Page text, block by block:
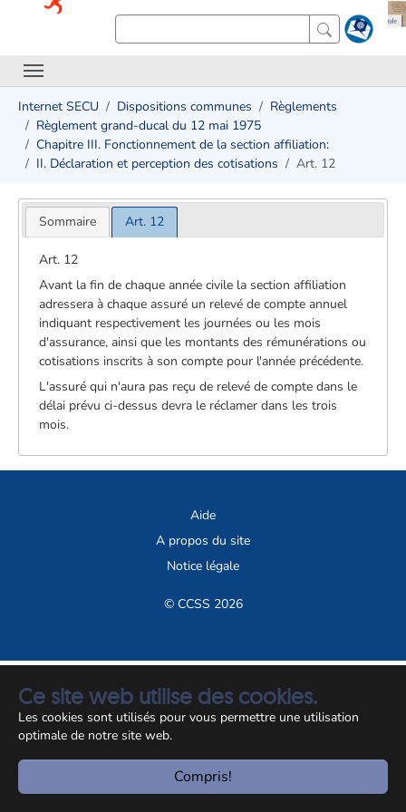
Ce site web utilise des cookies.
Les cookies sont utilisés pour vous permettre une utilisation
optimale de notre site web.
Compris!
Internet SECU Dispositions communes
Règlements
Règlement grand-ducal du 12 mai 1975
Chapitre III. Fonctionnement de la section affiliation:
II. Déclaration et perception des cotisations
Art. 12
Sommaire Art. 12
Art. 12
Avant la fin de chaque année civile la section affiliation
adressera à chaque assuré un relevé de compte annuel
indiquant respectivement les journées ou les mois
d'assurance, ainsi que les montants des rémunérations ou
cotisations inscrits à son compte pour l'année précédente.
L'assuré qui n'aura pas reçu de relevé de compte dans le
délai prévu ci­-dessus devra le réclamer dans les trois
mois.
Aide
A propos du site
Notice légale
© CCSS 2026